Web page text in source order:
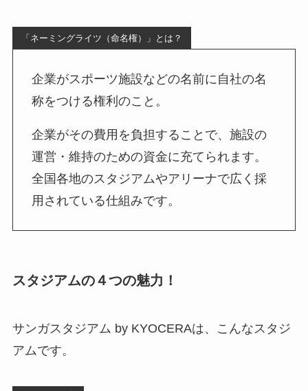
「ネーミングライツ（命名権）」とは？
企業がスポーツ施設などの名前に自社の名
称をつける権利のこと。
企業がその費用を負担することで、施設の
運営・維持のための資金に充てられます。
全国各地のスタジアムやアリーナで広く採
用されている仕組みです。
スタジアムの４つの魅力！
サンガスタジアム by KYOCERAは、こんなスタジ
アムです。